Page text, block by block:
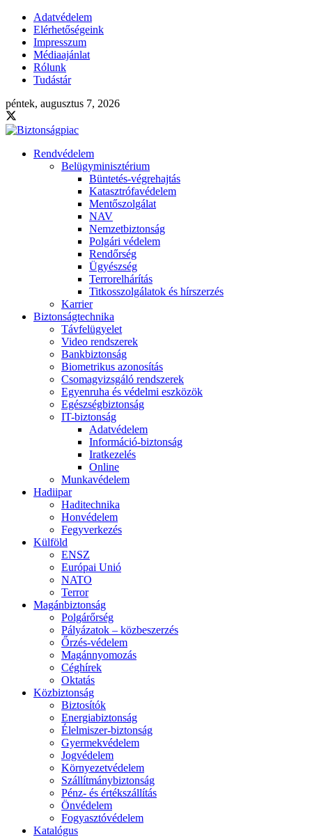
Adatvédelem
Elérhetőségeink
Impresszum
Médiaajánlat
Rólunk
Tudástár
péntek, augusztus 7, 2026
Rendvédelem
Belügyminisztérium
Büntetés-végrehajtás
Katasztrófavédelem
Mentőszolgálat
NAV
Nemzetbiztonság
Polgári védelem
Rendőrség
Ügyészség
Terrorelhárítás
Titkosszolgálatok és hírszerzés
Karrier
Biztonságtechnika
Távfelügyelet
Video rendszerek
Bankbiztonság
Biometrikus azonosítás
Csomagvizsgáló rendszerek
Egyenruha és védelmi eszközök
Egészségbiztonság
IT-biztonság
Adatvédelem
Információ-biztonság
Iratkezelés
Online
Munkavédelem
Hadiipar
Haditechnika
Honvédelem
Fegyverkezés
Külföld
ENSZ
Európai Unió
NATO
Terror
Magánbiztonság
Polgárőrség
Pályázatok – közbeszerzés
Őrzés-védelem
Magánnyomozás
Céghírek
Oktatás
Közbiztonság
Biztosítók
Energiabiztonság
Élelmiszer-biztonság
Gyermekvédelem
Jogvédelem
Környezetvédelem
Szállítmánybiztonság
Pénz- és értékszállítás
Önvédelem
Fogyasztóvédelem
Katalógus